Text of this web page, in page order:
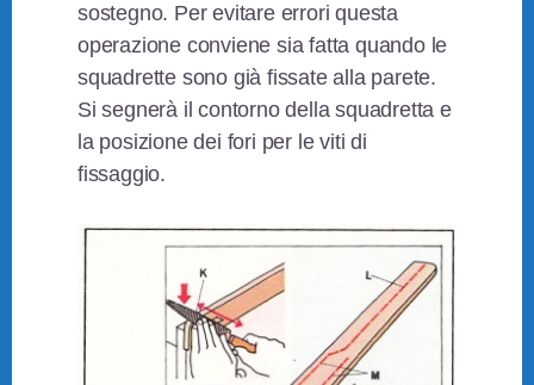
sostegno. Per evitare errori questa
operazione conviene sia fatta quando le
squadrette sono già fissate alla parete.
Si segnerà il contorno della squadretta e
la posizione dei fori per le viti di
fissaggio.